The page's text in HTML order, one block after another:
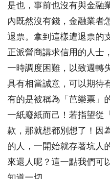
是也，事前也沒有與金融
內既然沒有錢，金融業者
退票。拿到這樣遭退票的
正派營商講求信用的人士
一時調度困難，以致週轉
具有相當誠意，可以期待
有的是被稱為「芭樂票」
一紙廢紙而己！若指望從
款，那就想都別想了！因
的人，一開始就存著坑人
來還人呢？這一點我們可